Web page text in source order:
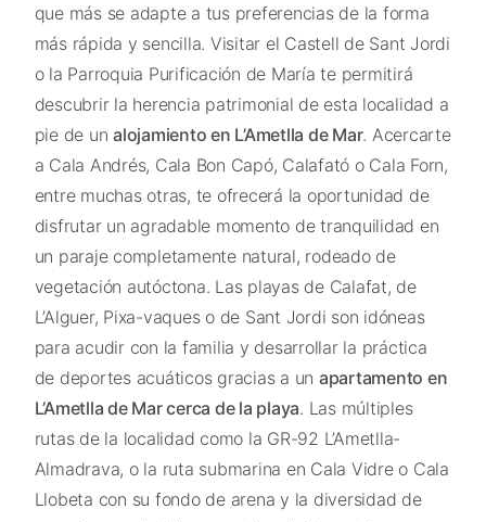
que más se adapte a tus preferencias de la forma
más rápida y sencilla. Visitar el Castell de Sant Jordi
o la Parroquia Purificación de María te permitirá
descubrir la herencia patrimonial de esta localidad a
pie de un alojamiento en L’Ametlla de Mar. Acercarte
a Cala Andrés, Cala Bon Capó, Calafató o Cala Forn,
entre muchas otras, te ofrecerá la oportunidad de
disfrutar un agradable momento de tranquilidad en
un paraje completamente natural, rodeado de
vegetación autóctona. Las playas de Calafat, de
L’Alguer, Pixa-vaques o de Sant Jordi son idóneas
para acudir con la familia y desarrollar la práctica
de deportes acuáticos gracias a un apartamento en
L’Ametlla de Mar cerca de la playa. Las múltiples
rutas de la localidad como la GR-92 L’Ametlla-
Almadrava, o la ruta submarina en Cala Vidre o Cala
Llobeta con su fondo de arena y la diversidad de